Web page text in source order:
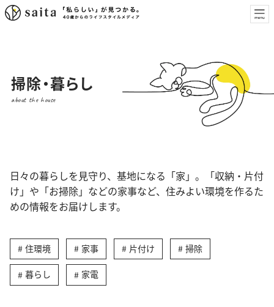
掃除・暮らし
about the house
日々の暮らしを見守り、基地になる「家」。「収納・片付
け」や「お掃除」などの家事など、住みよい環境を作るた
めの情報をお届けします。
住環境 家事 片付け 掃除
暮らし 家電